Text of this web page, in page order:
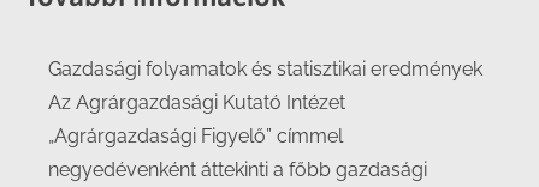
Gazdasági folyamatok és statisztikai eredmények
Az Agrárgazdasági Kutató Intézet
„Agrárgazdasági Figyelő” címmel
negyedévenként áttekinti a főbb gazdasági